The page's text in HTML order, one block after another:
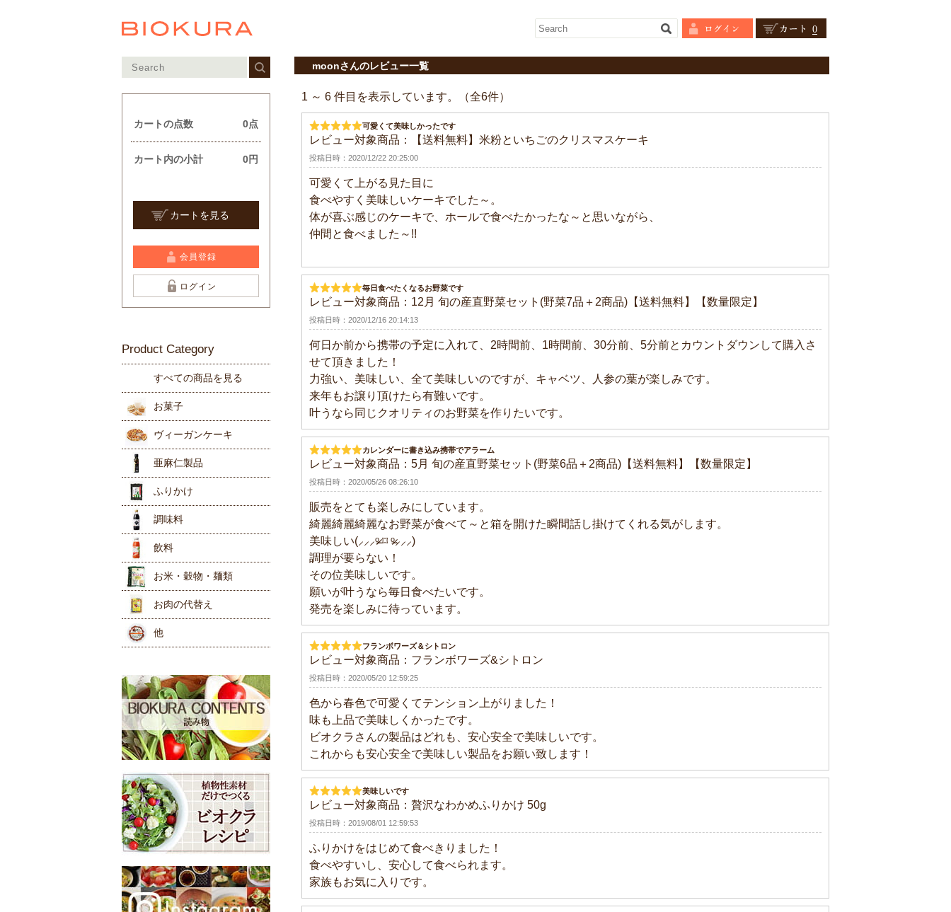
0
カートの点数 0点
カート内の小計 0円
カートを見る
会員登録
ログイン
Product Category
すべての商品を見る
お菓子
クッキー
大豆菓子
せんべい
むき栗・甘納豆
チョコレート
ヴィーガンケーキ
亜麻仁製品
ふりかけ
調味料
ソース・ドレッシング
だし・つゆ
その他調味料
飲料
ジュース
コーヒー
お米・穀物・麺類
お肉の代替え
他
豆類 ゴマ
シリアル
漬物・梅干し
乾物・海藻類
レトルト・その他加工品
moonさんのレビュー一覧
1 ～ 6 件目を表示しています。（全6件）
可愛くて美味しかったです
レビュー対象商品： 【送料無料】米粉といちごのクリスマスケーキ
投稿日時：2020/12/22 20:25:00
可愛くて上がる見た目に
食べやすく美味しいケーキでした～。
体が喜ぶ感じのケーキで、ホールで食べたかったな～と思いながら、
仲間と食べました～!!
毎日食べたくなるお野菜です
レビュー対象商品： 12月 旬の産直野菜セット(野菜7品＋2商品)【送料無料】【数量限定】
投稿日時：2020/12/16 20:14:13
何日か前から携帯の予定に入れて、2時間前、1時間前、30分前、5分前とカウントダウンして購入さ
せて頂きました！
力強い、美味しい、全て美味しいのですが、キャベツ、人参の葉が楽しみです。
来年もお譲り頂けたら有難いです。
叶うなら同じクオリティのお野菜を作りたいです。
カレンダーに書き込み携帯でアラーム
レビュー対象商品： 5月 旬の産直野菜セット(野菜6品＋2商品)【送料無料】【数量限定】
投稿日時：2020/05/26 08:26:10
販売をとても楽しみにしています。
綺麗綺麗綺麗なお野菜が食べて～と箱を開けた瞬間話し掛けてくれる気がします。
美味しい(⸝⸝⸝ᵒ̴̶̷ ⌑ ᵒ̴̶̷⸝⸝⸝)
調理が要らない！
その位美味しいです。
願いが叶うなら毎日食べたいです。
発売を楽しみに待っています。
フランボワーズ＆シトロン
レビュー対象商品： フランボワーズ&シトロン
投稿日時：2020/05/20 12:59:25
色から春色で可愛くてテンション上がりました！
味も上品で美味しくかったです。
ビオクラさんの製品はどれも、安心安全で美味しいです。
これからも安心安全で美味しい製品をお願い致します！
美味しいです
レビュー対象商品： 贅沢なわかめふりかけ 50g
投稿日時：2019/08/01 12:59:53
ふりかけをはじめて食べきりました！
食べやすいし、安心して食べられます。
家族もお気に入りです。